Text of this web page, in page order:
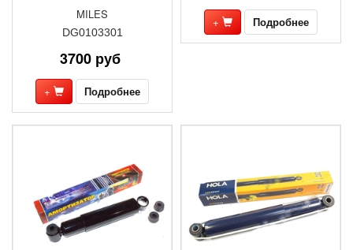
MILES
DG0103301
3700 руб
+ Подробнее
+ Подробнее